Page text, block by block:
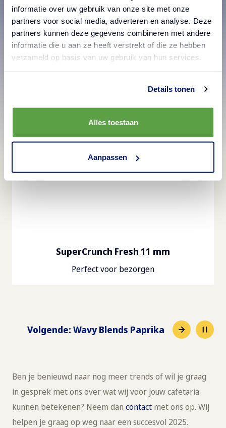
informatie over uw gebruik van onze site met onze
partners voor social media, adverteren en analyse. Deze
partners kunnen deze gegevens combineren met andere
informatie die u aan ze heeft verstrekt of die ze hebben
verzameld op basis van uw gebruik van hun services.
Details tonen
Alles toestaan
Aanpassen
Volgende: Wavy Blends Paprika
SuperCrunch Fresh 11 mm
Perfect voor bezorgen
Ben je benieuwd naar nog meer trends of wil je graag
in gesprek met ons over wat wij voor jouw cafetaria
kunnen betekenen? Neem dan contact met ons op. Wij
helpen je graag op weg naar een succesvol 2025.